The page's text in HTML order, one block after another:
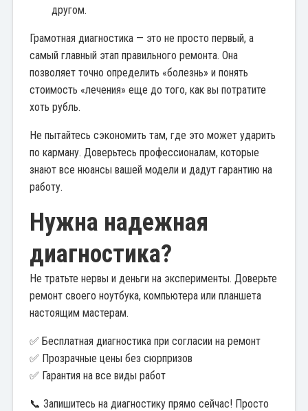
другом.
Грамотная диагностика — это не просто первый, а
самый главный этап правильного ремонта. Она
позволяет точно определить «болезнь» и понять
стоимость «лечения» еще до того, как вы потратите
хоть рубль.
Не пытайтесь сэкономить там, где это может ударить
по карману. Доверьтесь профессионалам, которые
знают все нюансы вашей модели и дадут гарантию на
работу.
Нужна надежная
диагностика?
Не тратьте нервы и деньги на эксперименты. Доверьте
ремонт своего ноутбука, компьютера или планшета
настоящим мастерам.
✅ Бесплатная диагностика при согласии на ремонт
✅ Прозрачные цены без сюрпризов
✅ Гарантия на все виды работ
📞 Запишитесь на диагностику прямо сейчас! Просто